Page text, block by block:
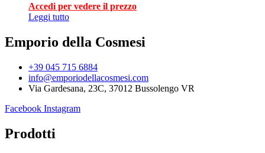
Accedi per vedere il prezzo
Leggi tutto
Emporio della Cosmesi
+39 045 715 6884
info@emporiodellacosmesi.com
Via Gardesana, 23C, 37012 Bussolengo VR
Facebook Instagram
Prodotti